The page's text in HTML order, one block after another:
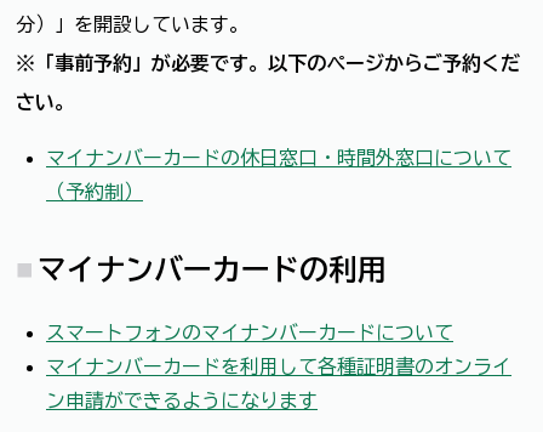
分）」を開設しています。
※「事前予約」が必要です。以下のページからご予約くだ
さい。
マイナンバーカードの休日窓口・時間外窓口について
（予約制）
マイナンバーカードの利用
スマートフォンのマイナンバーカードについて
マイナンバーカードを利用して各種証明書のオンライ
ン申請ができるようになります